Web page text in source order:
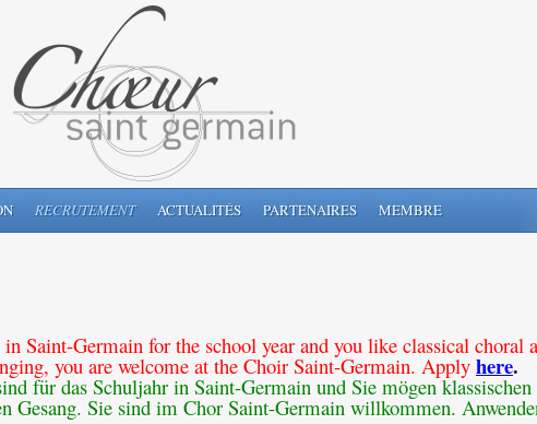
RECRUTEMENT ACTUALITÉS PARTENAIRES MEMBRE
in Saint-Germain for the school year and you like classical choral
you are welcome at the Choir Saint-Germain. Apply here.
für das Schuljahr in Saint-Germain und Sie mögen
Gesang. Sie sind im Chor Saint-Germain willkommen.